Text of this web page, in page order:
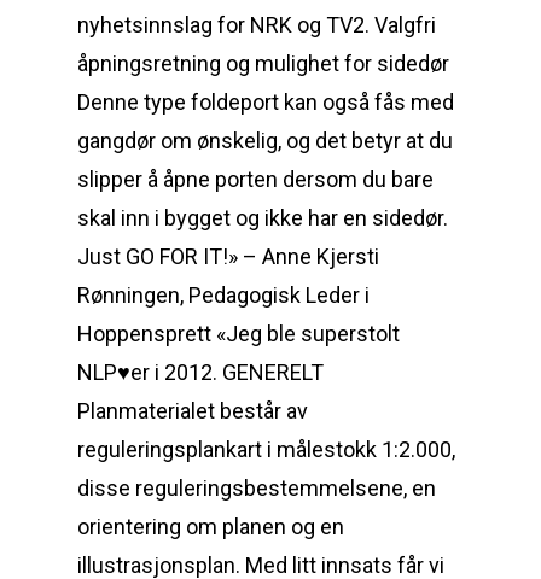
nyhetsinnslag for NRK og TV2. Valgfri
åpningsretning og mulighet for sidedør
Denne type foldeport kan også fås med
gangdør om ønskelig, og det betyr at du
slipper å åpne porten dersom du bare
skal inn i bygget og ikke har en sidedør.
Just GO FOR IT!» – Anne Kjersti
Rønningen, Pedagogisk Leder i
Hoppensprett «Jeg ble superstolt
NLP♥er i 2012. GENERELT
Planmaterialet består av
reguleringsplankart i målestokk 1:2.000,
disse reguleringsbestemmelsene, en
orientering om planen og en
illustrasjonsplan. Med litt innsats får vi